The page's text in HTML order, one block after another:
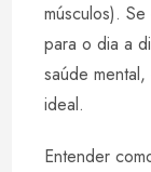
músculos).
para o dia a
saúde
ideal.
Entender